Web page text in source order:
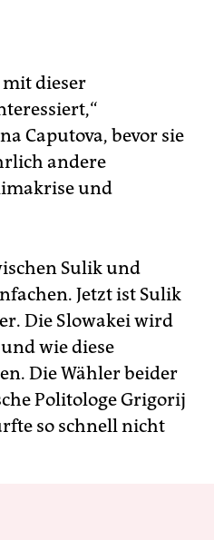
dieser
Caputova, bevor sie
andere
und
Sulik und
Jetzt ist Sulik
Die Slowakei wird
wie diese
Die Wähler beider
Politologe Grigorij
so schnell nicht